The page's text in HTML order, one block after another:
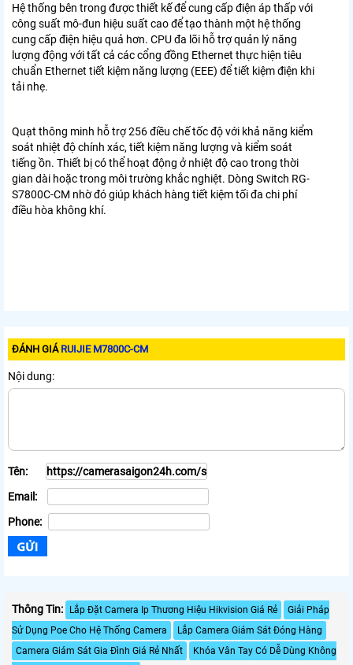
Hệ thống bên trong được thiết kế để cung cấp điện áp thấp với
công suất mô-đun hiệu suất cao để tạo thành một hệ thống
cung cấp điện hiệu quả hơn. CPU đa lõi hỗ trợ quản lý năng
lượng động với tất cả các cổng đồng Ethernet thực hiện tiêu
chuẩn Ethernet tiết kiệm năng lượng (EEE) để tiết kiệm điện khi
tải nhẹ.
Quạt thông minh hỗ trợ 256 điều chế tốc độ với khả năng kiểm
soát nhiệt độ chính xác, tiết kiệm năng lượng và kiểm soát
tiếng ồn. Thiết bị có thể hoạt động ở nhiệt độ cao trong thời
gian dài hoặc trong môi trường khắc nghiệt. Dòng Switch RG-
S7800C-CM nhờ đó giúp khách hàng tiết kiệm tối đa chi phí
điều hòa không khí.
ĐÁNH GIÁ RUIJIE M7800C-CM
Nội dung:
Tên:
Email:
Phone:
Thông Tin: Lắp Đặt Camera Ip Thương Hiệu Hikvision Giá Rẻ
Giải Pháp
Sử Dụng Poe Cho Hệ Thống Camera
Lắp Camera Giám Sát Đóng Hàng
Camera Giám Sát Gia Đình Giá Rẻ Nhất
Khóa Vân Tay Có Dễ Dùng Không